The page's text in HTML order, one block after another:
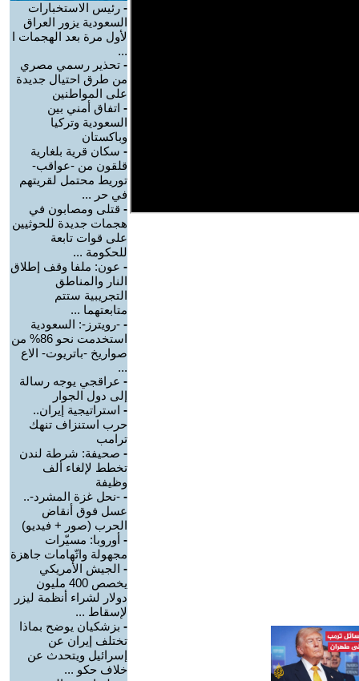
- رئيس الاستخبارات
السعودية يزور العراق
لأول مرة بعد الهجمات ا
...
- تحذير رسمي مصري
من طرق احتيال جديدة
على المواطنين
- اتفاق أمني بين
السعودية وتركيا
وباكستان
- سكان قرية بلغارية
قلقون من -عواقب-
توريط محتمل لقريتهم
في حر ...
- قتلى ومصابون في
هجمات جديدة للحوثيين
على قوات تابعة
للحكومة ...
- عون: ملفا وقف إطلاق
النار والمناطق
التجريبية ستتم
متابعتهما ...
- -رويترز-: السعودية
استخدمت نحو 86% من
صواريخ -باتريوت- الاع
...
- عراقجي يوجه رسالة
إلى دول الجوار
- استراتيجية إيران..
حرب استنزاف تنهك
ترامب
- صحيفة: شرطة لندن
تخطط لإلغاء ألف
وظيفة
- -نحل غزة المشرد-..
عسل فوق أنقاض
الحرب (صور + فيديو)
- أوروبا: مسيّرات
مجهولة واتّهامات جاهزة
- الجيش الأمريكي
يخصص 400 مليون
دولار لشراء أنظمة ليزر
لإسقاط ...
- بزشكيان يوضح بماذا
تختلف إيران عن
إسرائيل ويتحدث عن
خلاف حكو ...